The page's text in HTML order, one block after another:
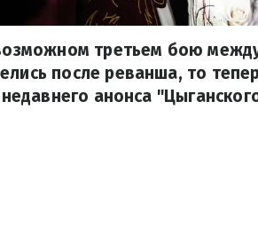
третьем бою
после реванша, то
анонса